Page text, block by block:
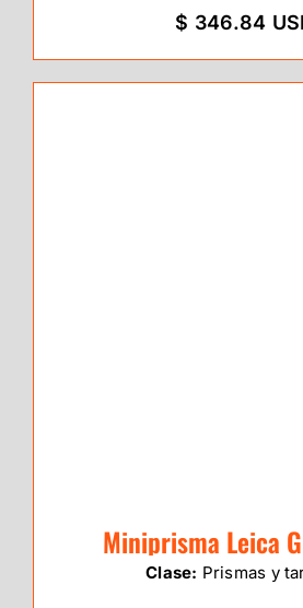
$ 346.84
Miniprisma Leica
Clase: Prismas y